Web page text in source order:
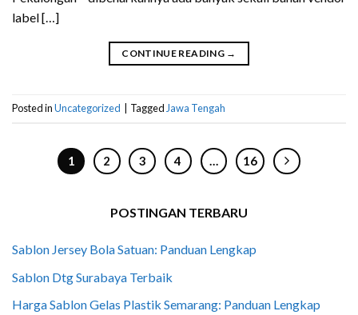
label […]
CONTINUE READING →
Posted inUncategorized Tagged Jawa Tengah
1 2 3 4 16
POSTINGAN TERBARU
Sablon Jersey Bola Satuan: Panduan Lengkap
Sablon Dtg Surabaya Terbaik
Harga Sablon Gelas Plastik Semarang: Panduan Lengkap